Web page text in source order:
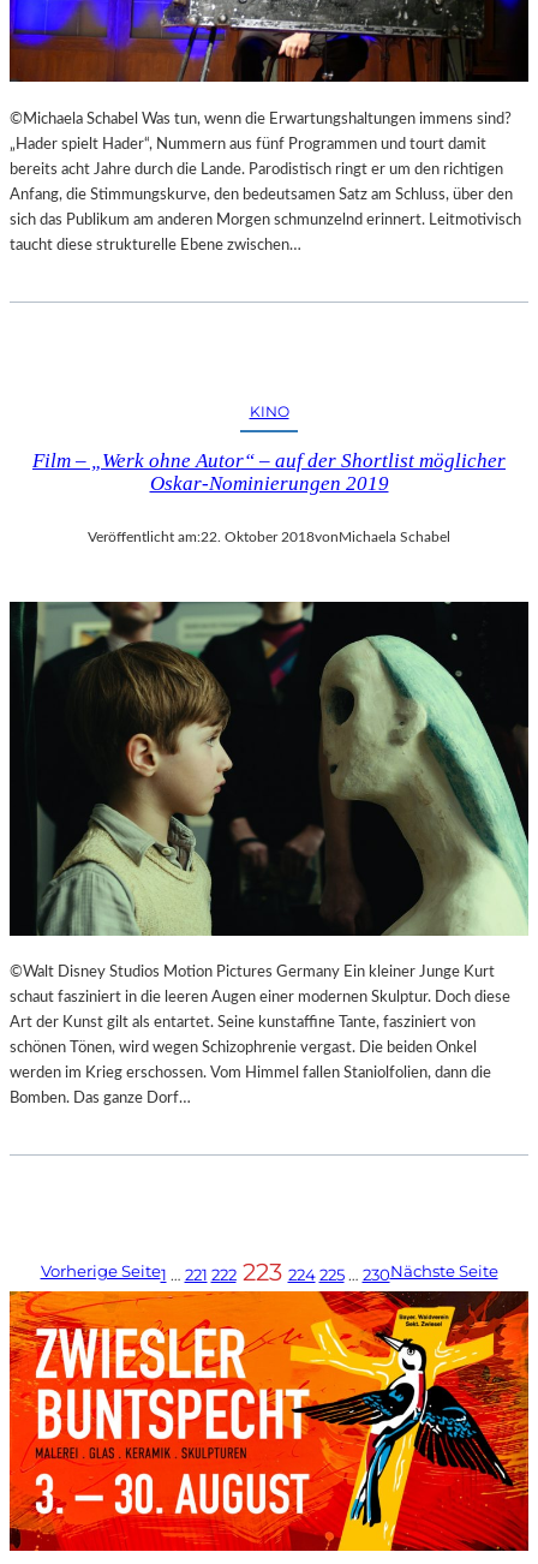
©Michaela Schabel Was tun, wenn die Erwartungshaltungen immens sind?
„Hader spielt Hader“, Nummern aus fünf Programmen und tourt damit
bereits acht Jahre durch die Lande. Parodistisch ringt er um den richtigen
Anfang, die Stimmungskurve, den bedeutsamen Satz am Schluss, über den
sich das Publikum am anderen Morgen schmunzelnd erinnert. Leitmotivisch
taucht diese strukturelle Ebene zwischen…
KINO
Film – „Werk ohne Autor“ – auf der Shortlist möglicher
Oskar-Nominierungen 2019
Veröffentlicht am:22. Oktober 2018vonMichaela Schabel
©Walt Disney Studios Motion Pictures Germany Ein kleiner Junge Kurt
schaut fasziniert in die leeren Augen einer modernen Skulptur. Doch diese
Art der Kunst gilt als entartet. Seine kunstaffine Tante, fasziniert von
schönen Tönen, wird wegen Schizophrenie vergast. Die beiden Onkel
werden im Krieg erschossen. Vom Himmel fallen Staniolfolien, dann die
Bomben. Das ganze Dorf…
Vorherige Seite1 … 221 222 223 224 225 … 230Nächste Seite